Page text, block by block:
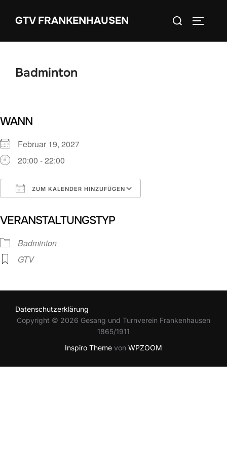
InhaltGTV FRANKENHAUSEN
Suchen
Badminton
WANN
Februar 19, 2027
20:00 - 22:00
ZUM KALENDER HINZUFÜGEN
VERANSTALTUNGSTYP
Badminton
GTV
Datenschutzerklärung
Copyright © 2026 Gesang und Turnverein Frankenhausen
1865/1911
Inspiro Theme von WPZOOM